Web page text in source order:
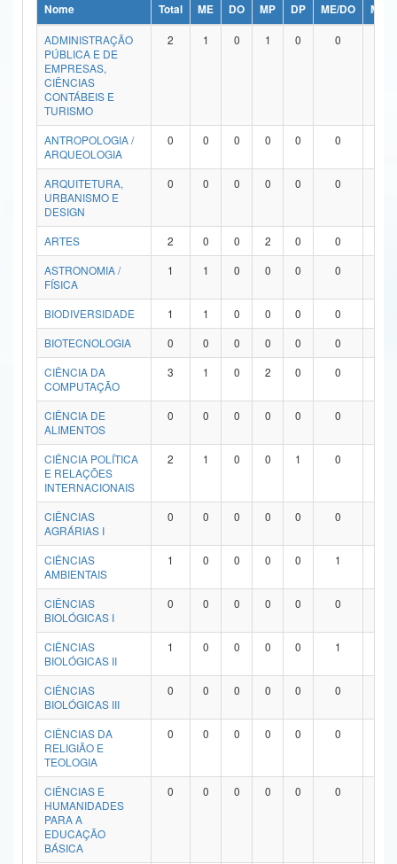
Ministério da Ciência, Tecnologia, Inovações e Comunicações
Ministério do Meio Ambiente
Ministério do Turismo
Ministério do Desenvolvimento Regional
Controladoria-Geral da União
Ministério da Mulher, da Família e dos Direitos Humanos
Secretaria de Governo
Advocacia-Geral da União
Banco Central do Brasil
Nome Total ME DO MP DP ME/DO
MP/
ADMINISTRAÇÃO
PÚBLICA E DE
EMPRESAS,
CIÊNCIAS
CONTÁBEIS E
TURISMO
2 1 0 1 0 0
ANTROPOLOGIA /
ARQUEOLOGIA
0 0 0 0 0 0
ARQUITETURA,
URBANISMO E
DESIGN
0 0 0 0 0 0
ARTES 2 0 0 2 0 0
ASTRONOMIA /
FÍSICA
1 1 0 0 0 0
BIODIVERSIDADE 1 1 0 0 0 0
BIOTECNOLOGIA
0 0 0 0 0 0
CIÊNCIA DA
COMPUTAÇÃO
3 1 0 2 0 0
CIÊNCIA DE
ALIMENTOS
0 0 0 0 0 0
CIÊNCIA POLÍTICA
E RELAÇÕES
INTERNACIONAIS
2 1 0 0 1 0
CIÊNCIAS
AGRÁRIAS I
0 0 0 0 0 0
CIÊNCIAS
AMBIENTAIS
1 0 0 0 0 1
CIÊNCIAS
BIOLÓGICAS I
0 0 0 0 0 0
CIÊNCIAS
BIOLÓGICAS II
1 0 0 0 0 1
CIÊNCIAS
BIOLÓGICAS III
0 0 0 0 0 0
CIÊNCIAS DA
RELIGIÃO E
TEOLOGIA
0 0 0 0 0 0
CIÊNCIAS E
HUMANIDADES
PARA A
EDUCAÇÃO
BÁSICA
0 0 0 0 0 0